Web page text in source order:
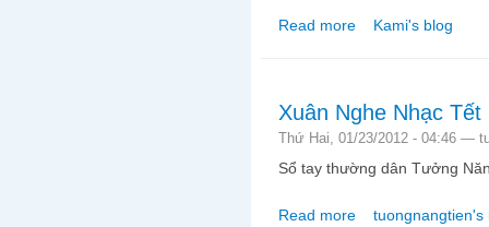
Read more about Động thái khó
Kami's blog
Xuân Nghe Nhạc Tết
Thứ Hai, 01/23/2012 - 04:46 —
Sổ tay thường dân Tưởng
Read more about Xuân Nghe
tuongnangtien's